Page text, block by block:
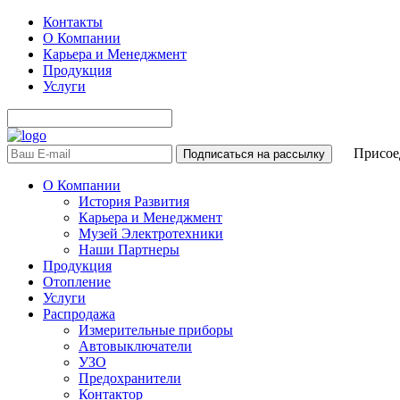
Контакты
О Компании
Карьера и Менеджмент
Продукция
Услуги
О Компании
История Развития
Карьера и Менеджмент
Музей Электротехники
Наши Партнеры
Продукция
Отопление
Услуги
Распродажа
Измерительные приборы
Автовыключатели
УЗО
Предохранители
Контактор